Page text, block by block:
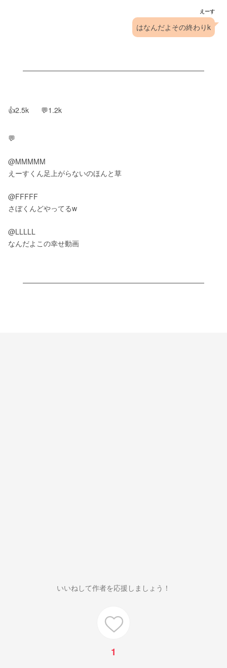
えーす
はなんだよその終わりk
👍2.5k      💬1.2k
💬
@MMMMM
えーすくん足上がらないのほんと草
@FFFFF
さぼくんどやってるw
@LLLLL
なんだよこの幸せ動画
いいねして作者を応援しましょう！
1